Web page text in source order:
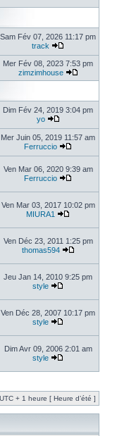
Sam Fév 07, 2026 11:17 pm
track
Mer Fév 08, 2023 7:53 pm
zimzimhouse
Dim Fév 24, 2019 3:04 pm
yo
Mer Juin 05, 2019 11:57 am
Ferruccio
Ven Mar 06, 2020 9:39 am
Ferruccio
Ven Mar 03, 2017 10:02 pm
MIURA1
Ven Déc 23, 2011 1:25 pm
thomas594
Jeu Jan 14, 2010 9:25 pm
style
Ven Déc 28, 2007 10:17 pm
style
Dim Avr 09, 2006 2:01 am
style
+ 1 heure [ Heure d’été ]